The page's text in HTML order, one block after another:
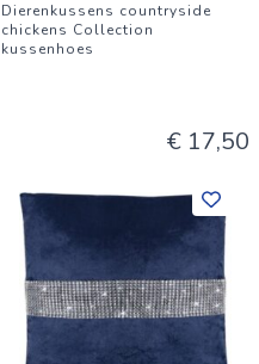
Dierenkussens countryside
chickens Collection
kussenhoes
€ 17,50